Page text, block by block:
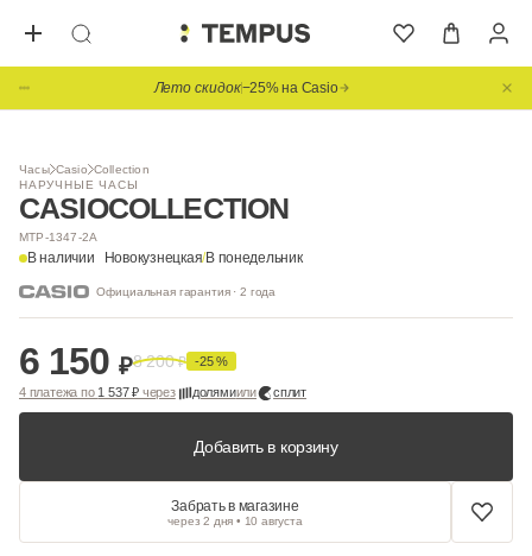
Лето скидок−25% на Casio
Часы Casio Collection
НАРУЧНЫЕ ЧАСЫ
CASIOCOLLECTION
MTP-1347-2A
В наличии Новокузнецкая/В понедельник
Официальная гарантия · 2 года
1/ 3
6 150 ₽8 200₽ -25 %
4 платежа по 1 537 ₽через долямиили сплит
Добавить в корзину
Забрать в магазине
через 2 дня • 10 августа